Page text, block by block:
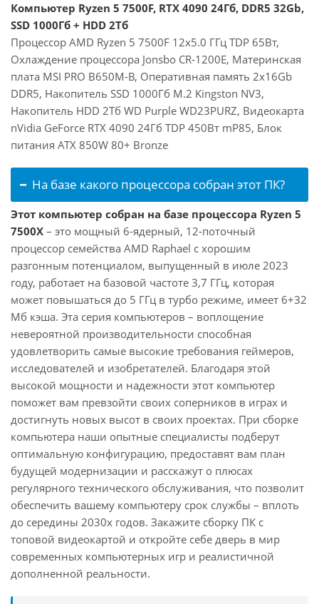
Компьютер Ryzen 5 7500F, RTX 4090 24Гб, DDR5 32Gb,
SSD 1000Гб + HDD 2Тб
Процессор AMD Ryzen 5 7500F 12x5.0 ГГц TDP 65Вт,
Охлаждение процессора Jonsbo CR-1200E, Материнская
плата MSI PRO B650M-B, Оперативная память 2x16Gb
DDR5, Накопитель SSD 1000Гб M.2 Kingston NV3,
Накопитель HDD 2Тб WD Purple WD23PURZ, Видеокарта
nVidia GeForce RTX 4090 24Гб TDP 450Вт mP85, Блок
питания ATX 850W 80+ Bronze
На базе какого процессора собран этот ПК?
Этот компьютер собран на базе процессора Ryzen 5
7500X – это мощный 6-ядерный, 12-поточный
процессор семейства AMD Raphael с хорошим
разгонным потенциалом, выпущенный в июле 2023
году, работает на базовой частоте 3,7 ГГц, которая
может повышаться до 5 ГГц в турбо режиме, имеет 6+32
Мб кэша. Эта серия компьютеров – воплощение
невероятной производительности способная
удовлетворить самые высокие требования геймеров,
исследователей и изобретателей. Благодаря этой
высокой мощности и надежности этот компьютер
поможет вам превзойти своих соперников в играх и
достигнуть новых высот в своих проектах. При сборке
компьютера наши опытные специалисты подберут
оптимальную конфигурацию, предоставят вам план
будущей модернизации и расскажут о плюсах
регулярного технического обслуживания, что позволит
обеспечить вашему компьютеру срок службы – вплоть
до середины 2030х годов. Закажите сборку ПК с
топовой видеокартой и откройте себе дверь в мир
современных компьютерных игр и реалистичной
дополненной реальности.